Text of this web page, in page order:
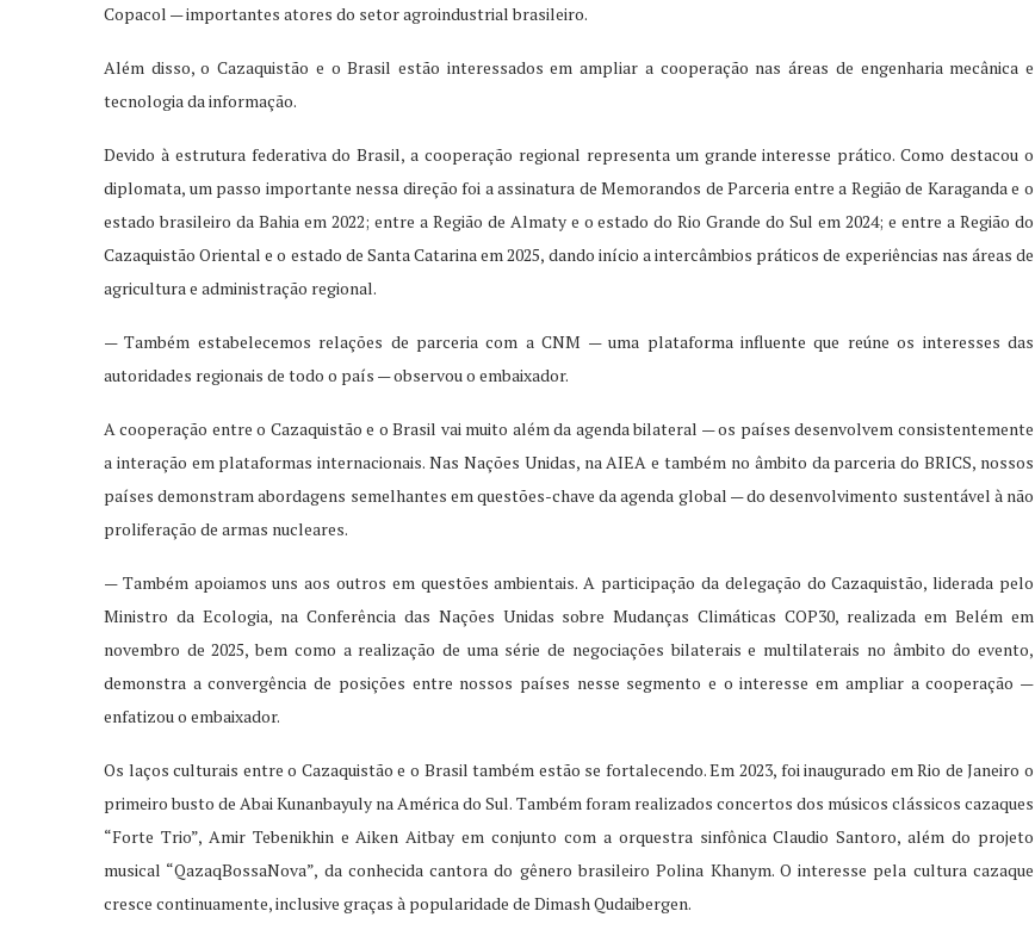
Copacol — importantes atores do setor agroindustrial brasileiro.
Além disso, o Cazaquistão e o Brasil estão interessados em ampliar a cooperação nas áreas de engenharia mecânica e
tecnologia da informação.
Devido à estrutura federativa do Brasil, a cooperação regional representa um grande interesse prático. Como destacou o
diplomata, um passo importante nessa direção foi a assinatura de Memorandos de Parceria entre a Região de Karaganda e o
estado brasileiro da Bahia em 2022; entre a Região de Almaty e o estado do Rio Grande do Sul em 2024; e entre a Região do
Cazaquistão Oriental e o estado de Santa Catarina em 2025, dando início a intercâmbios práticos de experiências nas áreas de
agricultura e administração regional.
— Também estabelecemos relações de parceria com a CNM — uma plataforma influente que reúne os interesses das
autoridades regionais de todo o país — observou o embaixador.
A cooperação entre o Cazaquistão e o Brasil vai muito além da agenda bilateral — os países desenvolvem consistentemente
a interação em plataformas internacionais. Nas Nações Unidas, na AIEA e também no âmbito da parceria do BRICS, nossos
países demonstram abordagens semelhantes em questões-chave da agenda global — do desenvolvimento sustentável à não
proliferação de armas nucleares.
— Também apoiamos uns aos outros em questões ambientais. A participação da delegação do Cazaquistão, liderada pelo
Ministro da Ecologia, na Conferência das Nações Unidas sobre Mudanças Climáticas COP30, realizada em Belém em
novembro de 2025, bem como a realização de uma série de negociações bilaterais e multilaterais no âmbito do evento,
demonstra a convergência de posições entre nossos países nesse segmento e o interesse em ampliar a cooperação —
enfatizou o embaixador.
Os laços culturais entre o Cazaquistão e o Brasil também estão se fortalecendo. Em 2023, foi inaugurado em Rio de Janeiro o
primeiro busto de Abai Kunanbayuly na América do Sul. Também foram realizados concertos dos músicos clássicos cazaques
“Forte Trio”, Amir Tebenikhin e Aiken Aitbay em conjunto com a orquestra sinfônica Claudio Santoro, além do projeto
musical “QazaqBossaNova”, da conhecida cantora do gênero brasileiro Polina Khanym. O interesse pela cultura cazaque
cresce continuamente, inclusive graças à popularidade de Dimash Qudaibergen.